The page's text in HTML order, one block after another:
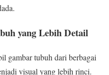
yang Lebih Detail
gambar tubuh dari berbagai
visual yang lebih rinci.